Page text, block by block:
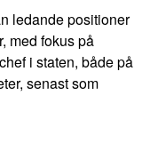
ledande positioner
med fokus på
i staten, både på
senast som